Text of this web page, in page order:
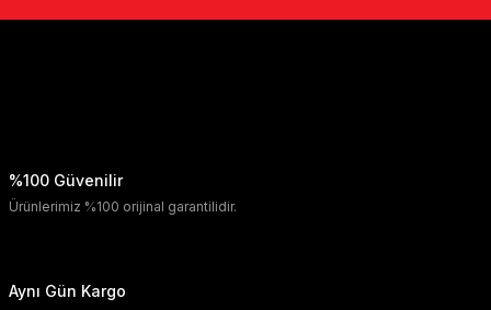
%100 Güvenilir
Ürünlerimiz %100 orijinal garantilidir.
Aynı Gün Kargo